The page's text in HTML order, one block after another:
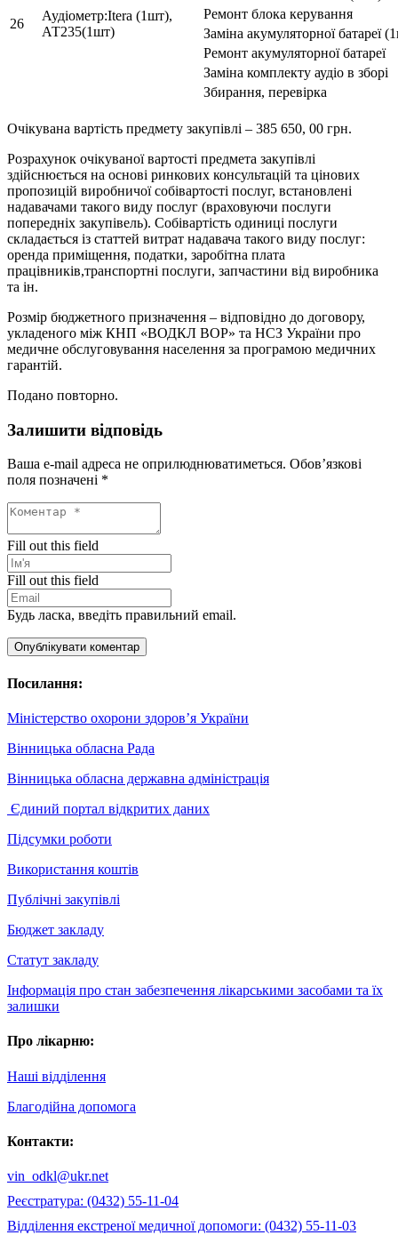
26
Аудіометр:Itera (1шт),
АТ235(1шт)
Ремонт блока керування
Заміна акумуляторної батареї
Ремонт акумуляторної батареї
Заміна комплекту аудіо в зборі
Збирання, перевірка
Очікувана вартість предмету закупівлі – 385 650, 00 грн.
Розрахунок очікуваної вартості предмета закупівлі
здійснюється на основі ринкових консультацій та цінових
пропозицій виробничої собівартості послуг, встановлені
надавачами такого виду послуг (враховуючи послуги
попередніх закупівель). Собівартість одиниці послуги
складається із статтей витрат надавача такого виду послуг:
оренда приміщення, податки, заробітна плата
працівників,транспортні послуги, запчастини від виробника
та ін.
Розмір бюджетного призначення – відповідно до договору,
укладеного між КНП «ВОДКЛ ВОР» та НСЗ України про
медичне обслуговування населення за програмою медичних
гарантій.
Подано повторно.
Залишити відповідь
Ваша e-mail адреса не оприлюднюватиметься. Обов’язкові
поля позначені *
Fill out this field
Fill out this field
Будь ласка, введіть правильний email.
Опублікувати коментар
Посилання:
Міністерство охорони здоров’я України
Вінницька обласна Рада
Вінницька обласна державна адміністрація
Єдиний портал відкритих даних
Підсумки роботи
Використання коштів
Публічні закупівлі
Бюджет закладу
Статут закладу
Інформація про стан забезпечення лікарськими засобами та їх
залишки
Про лікарню:
Наші відділення
Благодійна допомога
Контакти:
vin_odkl@ukr.net
Реєстратура: (0432) 55-11-04
Відділення екстреної медичної допомоги: (0432) 55-11-03